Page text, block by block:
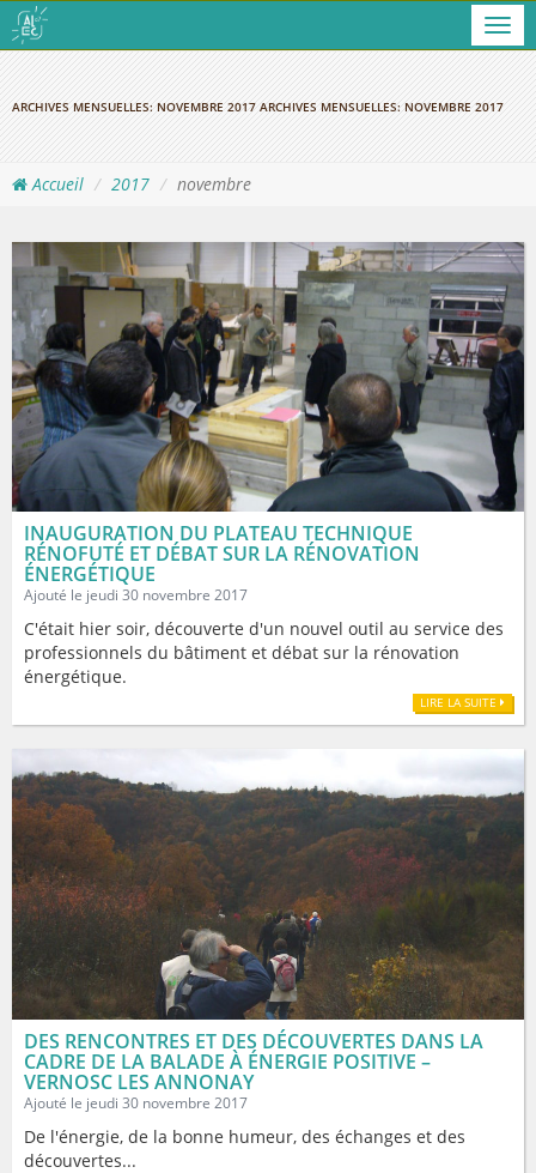
ARCHIVES MENSUELLES: NOVEMBRE 2017 ARCHIVES MENSUELLES: NOVEMBRE 2017
Accueil 2017 novembre
INAUGURATION DU PLATEAU TECHNIQUE
RÉNOFUTÉ ET DÉBAT SUR LA RÉNOVATION
ÉNERGÉTIQUE
Ajouté le jeudi 30 novembre 2017
C'était hier soir, découverte d'un nouvel outil au service des
professionnels du bâtiment et débat sur la rénovation
énergétique.
LIRE LA SUITE
DES RENCONTRES ET DES DÉCOUVERTES DANS LA
CADRE DE LA BALADE À ÉNERGIE POSITIVE –
VERNOSC LES ANNONAY
Ajouté le jeudi 30 novembre 2017
De l'énergie, de la bonne humeur, des échanges et des
découvertes...